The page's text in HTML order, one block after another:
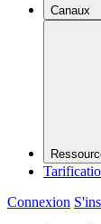
Canaux
Connexion